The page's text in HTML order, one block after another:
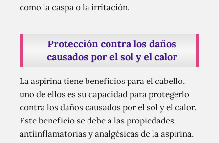
como la caspa o la irritación.
Protección contra los daños
causados por el sol y el calor
La aspirina tiene beneficios para el cabello,
uno de ellos es su capacidad para protegerlo
contra los daños causados por el sol y el calor.
Este beneficio se debe a las propiedades
antiinflamatorias y analgésicas de la aspirina,